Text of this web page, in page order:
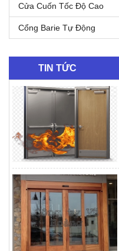
Cửa Cuốn Tốc Độ Cao
Cổng Barie Tự Động
TIN TỨC